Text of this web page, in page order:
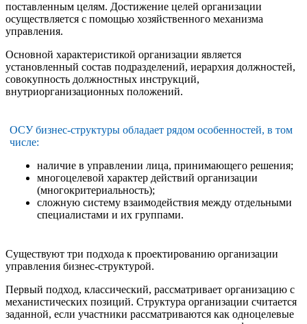
поставленным целям. Достижение целей организации
осуществляется с помощью хозяйственного механизма
управления.
Основной характеристикой организации является
установленный состав подразделений, иерархия должностей,
совокупность должностных инструкций,
внутриорганизационных положений.
ОСУ бизнес-структуры обладает рядом особенностей, в том
числе:
наличие в управлении лица, принимающего решения;
многоцелевой характер действий организации
(многокритериальность);
сложную систему взаимодействия между отдельными
специалистами и их группами.
Существуют три подхода к проектированию организации
управления бизнес-структурой.
Первый подход, классический, рассматривает организацию с
механистических позиций. Структура организации считается
заданной, если участники рассматриваются как одноцелевые